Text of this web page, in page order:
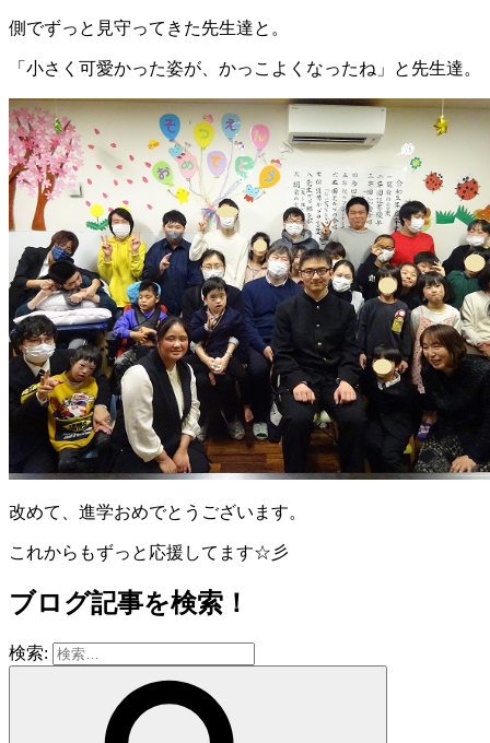
側でずっと見守ってきた先生達と。
「小さく可愛かった姿が、かっこよくなったね」と先生達。
改めて、進学おめでとうございます。
これからもずっと応援してます☆彡
ブログ記事を検索！
検索: